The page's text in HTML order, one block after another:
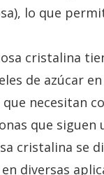
lo que
cristalina
de azúcar
necesitan
que
cristalina se
diversas